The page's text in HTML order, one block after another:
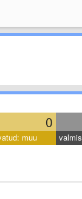
0
muu valmis